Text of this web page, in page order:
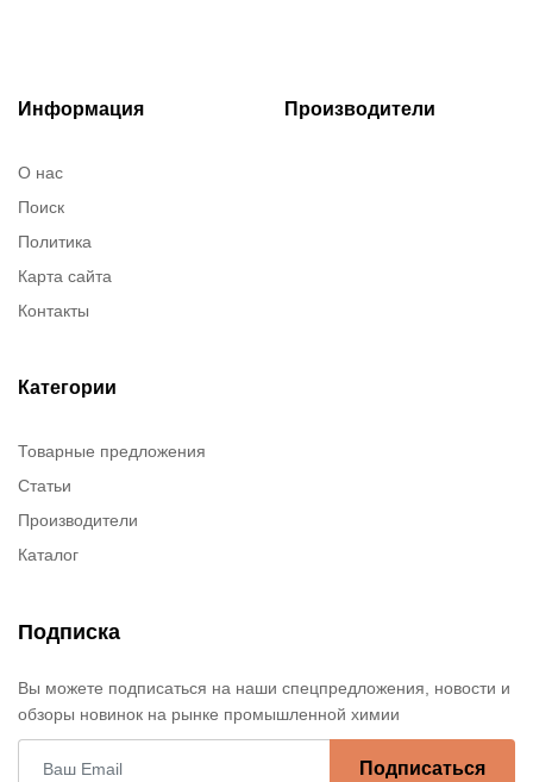
Информация
О нас
Поиск
Политика
Карта сайта
Контакты
Производители
Категории
Товарные предложения
Статьи
Производители
Каталог
Подписка
Вы можете подписаться на наши спецпредложения, новости и
обзоры новинок на рынке промышленной химии
Подписаться